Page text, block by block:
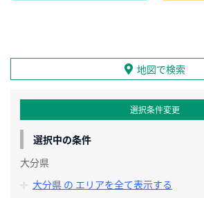
地図で検索
選択条件変更
選択中の条件
大分県
大分県 の エリアを全て表示する